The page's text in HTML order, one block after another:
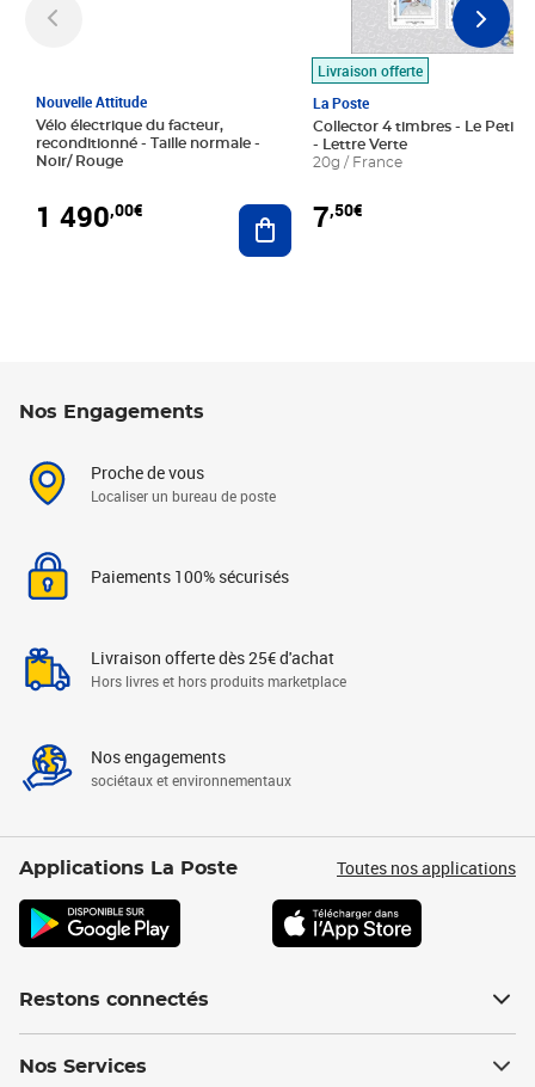
Nouvelle Attitude
Vélo électrique du facteur,
reconditionné - Taille normale -
Noir/ Rouge
1 490,00€ Ajouter au panier
Livraison offerte
La Poste
Collector 4 timbres - Le Petit
- Lettre Verte
20g / France
7,50€
Nos Engagements
Proche de vous
Localiser un bureau de poste
Paiements 100% sécurisés
Livraison offerte dès 25€ d'achat
Hors livres et hors produits marketplace
Nos engagements
sociétaux et environnementaux
Applications La Poste Toutes nos applications
Restons connectés
Nos Services